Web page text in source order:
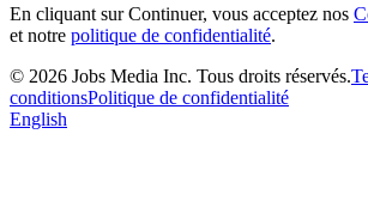
En cliquant sur Continuer, vous acceptez nos
et notre politique de confidentialité.
© 2026 Jobs Media Inc. Tous droits réservés.
conditionsPolitique de confidentialité
English